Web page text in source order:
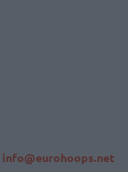
info@eurohoops.net